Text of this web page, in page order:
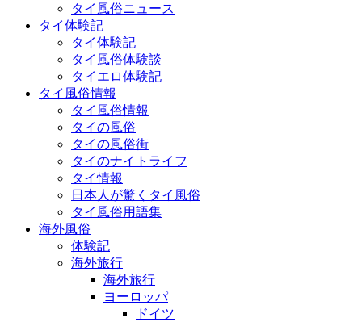
タイ風俗ニュース
タイ体験記
タイ体験記
タイ風俗体験談
タイエロ体験記
タイ風俗情報
タイ風俗情報
タイの風俗
タイの風俗街
タイのナイトライフ
タイ情報
日本人が驚くタイ風俗
タイ風俗用語集
海外風俗
体験記
海外旅行
海外旅行
ヨーロッパ
ドイツ